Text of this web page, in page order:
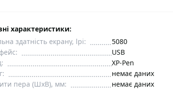
характеристики:
здатність екрану, lpi:
5080
USB
XP-Pen
немає даних
пера (ШхВ), мм:
немає даних